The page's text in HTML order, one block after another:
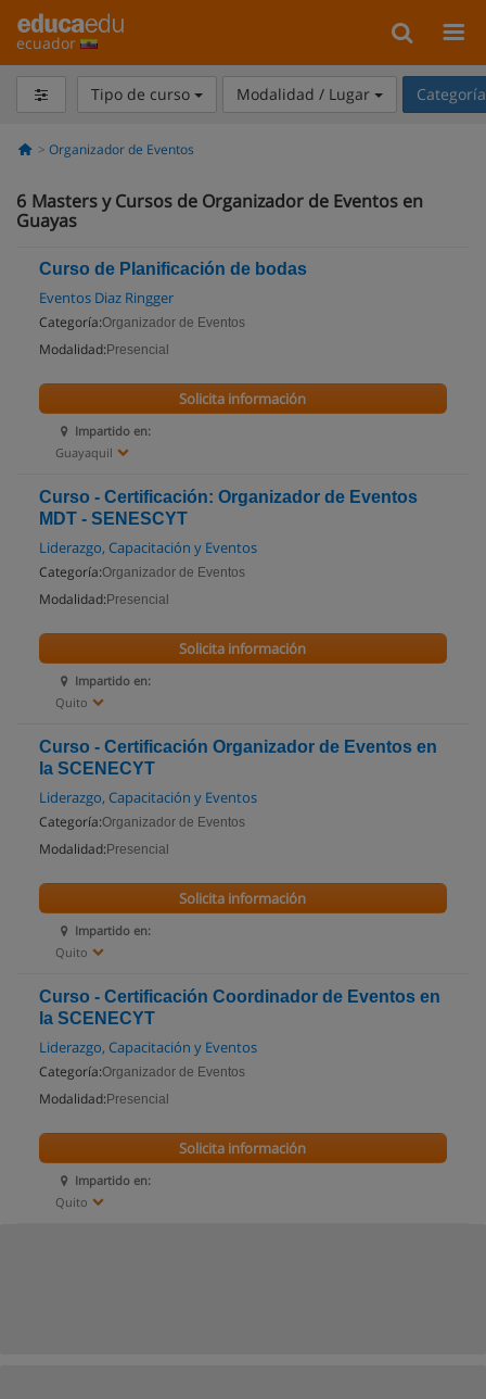
ecuador
Tipo de curso Modalidad / Lugar
Organizador de Eventos
6 Masters y Cursos de Organizador de Eventos en
Guayas
Curso de Planificación de bodas
Eventos Diaz Ringger
Categoría:Organizador de Eventos
Modalidad: Presencial
Impartido en:
Guayaquil
Solicita información
Curso - Certificación: Organizador de Eventos
MDT - SENESCYT
Liderazgo, Capacitación y Eventos
Categoría:Organizador de Eventos
Modalidad: Presencial
Impartido en:
Quito
Solicita información
Curso - Certificación Organizador de Eventos en
la SCENECYT
Liderazgo, Capacitación y Eventos
Categoría:Organizador de Eventos
Modalidad: Presencial
Impartido en:
Quito
Solicita información
Curso - Certificación Coordinador de Eventos en
la SCENECYT
Liderazgo, Capacitación y Eventos
Categoría:Organizador de Eventos
Modalidad: Presencial
Impartido en:
Quito
Solicita información